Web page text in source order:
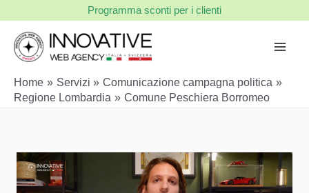
contenuto
Programma sconti per i clienti
Home Servizi
Comunicazione campagna politica
Regione Lombardia
Comune Peschiera Borromeo